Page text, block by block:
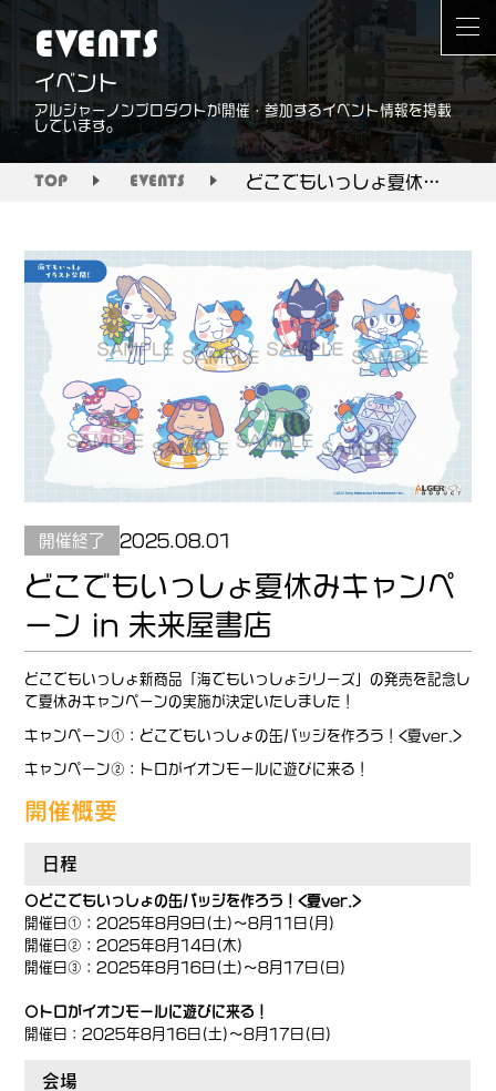
EVENTS
イベント
アルジャーノンプロダクトが開催・参加するイベント情報を掲載
しています。
TOP EVENTS どこでもいっしょ夏休みキャンペーン in 未来屋書店
開催終了 2025.08.01
どこでもいっしょ夏休みキャンペ
ーン in 未来屋書店
どこでもいっしょ新商品「海でもいっしょシリーズ」の発売を記念し
て夏休みキャンペーンの実施が決定いたしました！
キャンペーン①：どこでもいっしょの缶バッジを作ろう！<夏ver.>
キャンペーン②：トロがイオンモールに遊びに来る！
開催概要
日程
〇どこでもいっしょの缶バッジを作ろう！<夏ver.>
開催日①：2025年8月9日(土)～8月11日(月)
開催日②：2025年8月14日(木)
開催日③：2025年8月16日(土)～8月17日(日)
〇トロがイオンモールに遊びに来る！
開催日：2025年8月16日(土)～8月17日(日)
会場